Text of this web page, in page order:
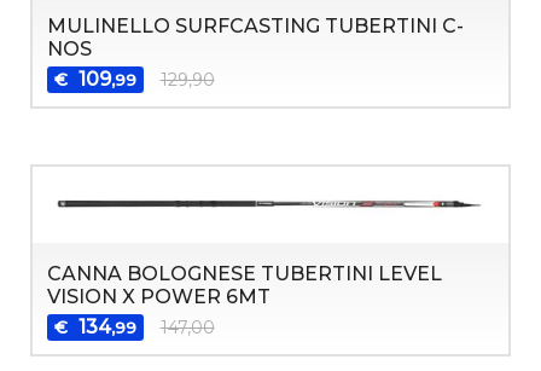
MULINELLO SURFCASTING TUBERTINI C-
NOS
€ 109,99 129,90
CANNA BOLOGNESE TUBERTINI LEVEL
VISION X POWER 6MT
€ 134,99 147,00